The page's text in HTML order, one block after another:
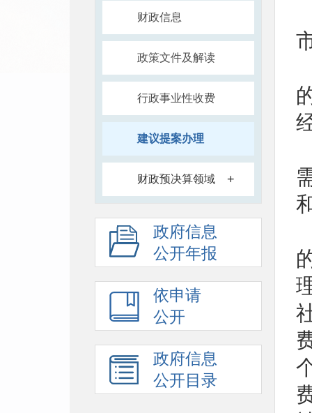
财政信息
政策文件及解读
行政事业性收费
建议提案办理
财政预决算领域 +
政府信息
公开年报
依申请
公开
政府信息
公开目录